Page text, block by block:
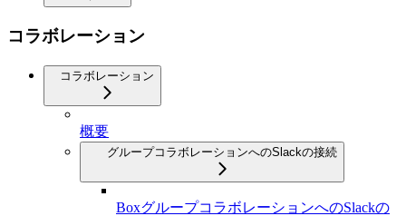
コラボレーション
コラボレーション
概要
グループコラボレーションへのSlackの接続
BoxグループコラボレーションへのSlackの